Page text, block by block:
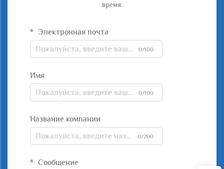
время.
Электронная почта
0/100
Имя
0/100
Название компании
0/200
Сообщение